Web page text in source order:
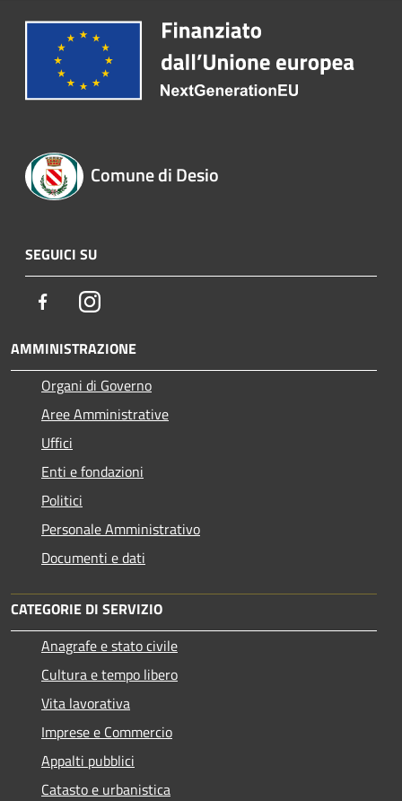
Comune di Desio
SEGUICI SU
FacebookInstagram
AMMINISTRAZIONE
Organi di Governo
Aree Amministrative
Uffici
Enti e fondazioni
Politici
Personale Amministrativo
Documenti e dati
CATEGORIE DI SERVIZIO
Anagrafe e stato civile
Cultura e tempo libero
Vita lavorativa
Imprese e Commercio
Appalti pubblici
Catasto e urbanistica